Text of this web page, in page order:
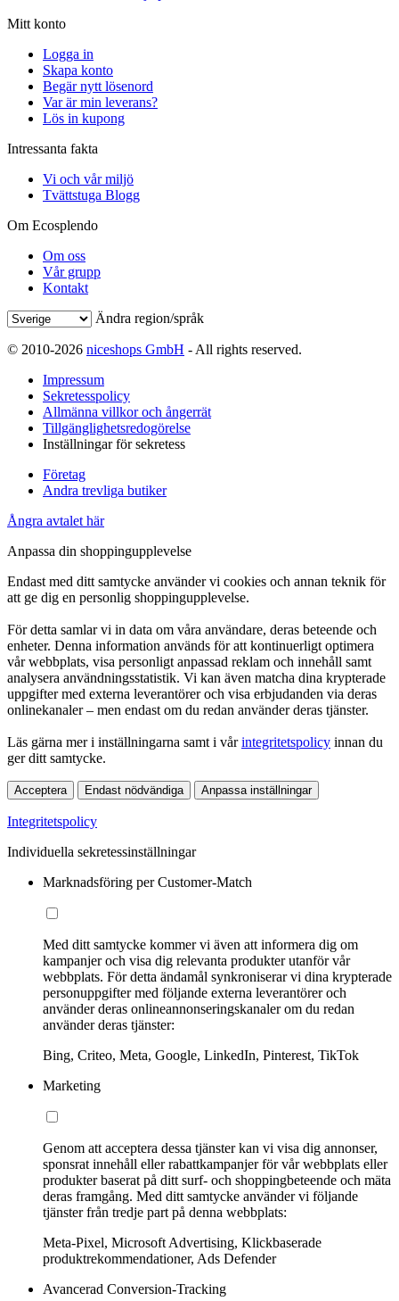
Mitt konto
Logga in
Skapa konto
Begär nytt lösenord
Var är min leverans?
Lös in kupong
Intressanta fakta
Vi och vår miljö
Tvättstuga Blogg
Om Ecosplendo
Om oss
Vår grupp
Kontakt
Ändra region/språk
© 2010-2026 niceshops GmbH - All rights reserved.
Impressum
Sekretesspolicy
Allmänna villkor och ångerrät
Tillgänglighetsredogörelse
Inställningar för sekretess
Företag
Andra trevliga butiker
Ångra avtalet här
Anpassa din shoppingupplevelse
Endast med ditt samtycke använder vi cookies och annan teknik för
att ge dig en personlig shoppingupplevelse.
För detta samlar vi in data om våra användare, deras beteende och
enheter. Denna information används för att kontinuerligt optimera
vår webbplats, visa personligt anpassad reklam och innehåll samt
analysera användningsstatistik. Vi kan även matcha dina krypterade
uppgifter med externa leverantörer och visa erbjudanden via deras
onlinekanaler – men endast om du redan använder deras tjänster.
Läs gärna mer i inställningarna samt i vårintegritetspolicy innan du
ger ditt samtycke.
Acceptera Endast nödvändiga Anpassa inställningar
Integritetspolicy
Individuella sekretessinställningar
Marknadsföring per Customer-Match
Med ditt samtycke kommer vi även att informera dig om
kampanjer och visa dig relevanta produkter utanför vår
webbplats. För detta ändamål synkroniserar vi dina krypterade
personuppgifter med följande externa leverantörer och
använder deras onlineannonseringskanaler om du redan
använder deras tjänster:
Bing, Criteo, Meta, Google, LinkedIn, Pinterest, TikTok
Marketing
Genom att acceptera dessa tjänster kan vi visa dig annonser,
sponsrat innehåll eller rabattkampanjer för vår webbplats eller
produkter baserat på ditt surf- och shoppingbeteende och mäta
deras framgång. Med ditt samtycke använder vi följande
tjänster från tredje part på denna webbplats:
Meta-Pixel, Microsoft Advertising, Klickbaserade
produktrekommendationer, Ads Defender
Avancerad Conversion-Tracking